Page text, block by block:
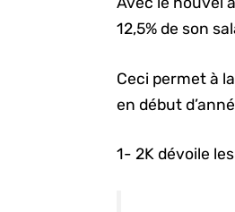
12,5% de son
Ceci permet à
en début
1- 2K dévoile